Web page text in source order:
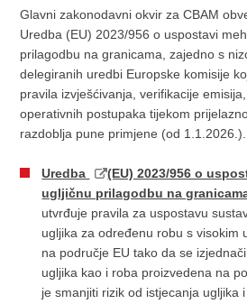
Glavni zakonodavni okvir za CBAM
Uredba (EU) 2023/956 o uspostavi
prilagodbu na granicama, zajedno s
delegiranih uredbi Europske komisije
pravila izvješćivanja, verifikacije
operativnih postupaka tijekom
razdoblja pune primjene (od 1.1.2026.).
Uredba
(EU) 2023/956 o
ugljičnu prilagodbu na
utvrđuje pravila za uspostavu
ugljika za određenu robu s visokim
na područje EU tako da se
ugljika kao i roba proizvedena na
je smanjiti rizik od istjecanja ugljika